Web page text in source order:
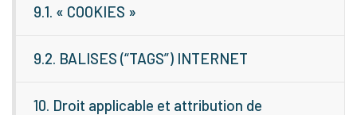
9.1. « COOKIES »
9.2. BALISES (“TAGS”) INTERNET
10. Droit applicable et attribution de